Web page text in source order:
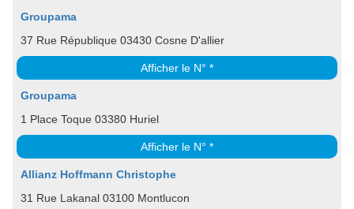
Groupama
37 Rue République 03430 Cosne D'allier
Afficher le N° *
Groupama
1 Place Toque 03380 Huriel
Afficher le N° *
Allianz Hoffmann Christophe
31 Rue Lakanal 03100 Montlucon